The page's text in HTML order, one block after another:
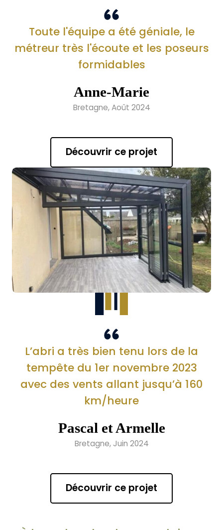
Toute l'équipe a été géniale, le
métreur très l'écoute et les poseurs
formidables
Anne-Marie
Bretagne, Août 2024
Découvrir ce projet
L’abri a très bien tenu lors de la
tempête du 1er novembre 2023
avec des vents allant jusqu’à 160
km/heure
Pascal et Armelle
Bretagne, Juin 2024
Découvrir ce projet